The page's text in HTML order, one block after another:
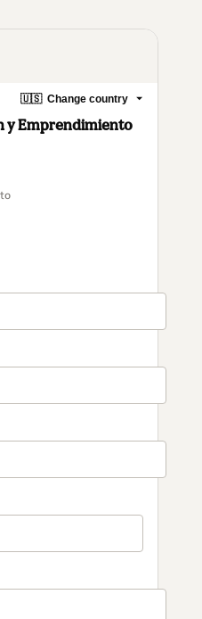
🇺🇸 Change country
y Emprendimiento